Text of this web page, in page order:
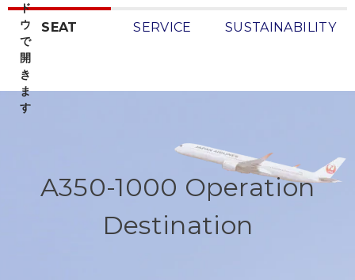
SEAT SERVICE SUSTAINABILITY
A350-1000 Operation
Destination